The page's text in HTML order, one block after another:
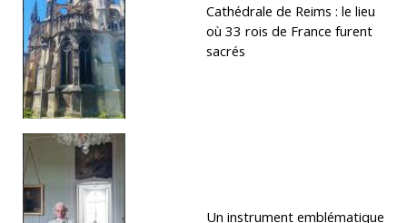
Cathédrale de Reims : le lieu
où 33 rois de France furent
sacrés
Un instrument emblématique